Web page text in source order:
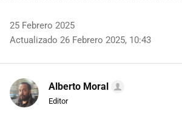
25 Febrero 2025
Actualizado 26 Febrero 2025, 10:43
Alberto Moral
Editor